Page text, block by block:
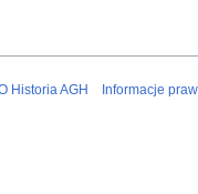
Historia AGH Informacje